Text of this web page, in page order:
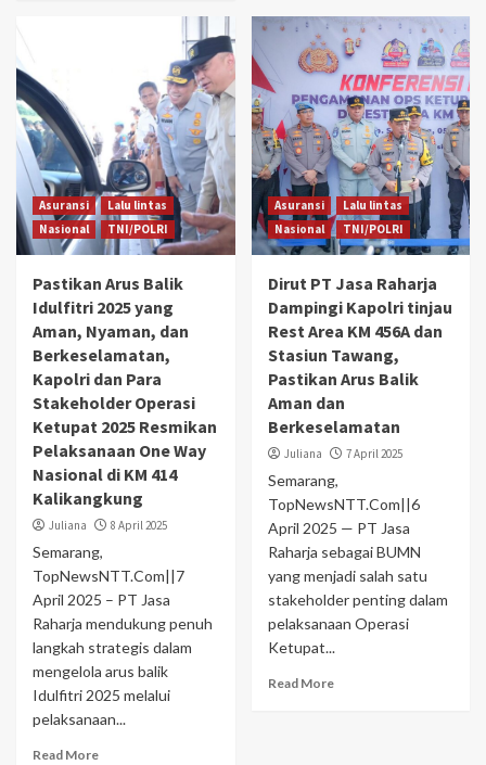
Asuransi
Lalu lintas
Nasional
TNI/POLRI
Pastikan Arus Balik
Idulfitri 2025 yang
Aman, Nyaman, dan
Berkeselamatan,
Kapolri dan Para
Stakeholder Operasi
Ketupat 2025 Resmikan
Pelaksanaan One Way
Nasional di KM 414
Kalikangkung
Juliana 8 April 2025
Semarang,
TopNewsNTT.Com||7
April 2025 – PT Jasa
Raharja mendukung penuh
langkah strategis dalam
mengelola arus balik
Idulfitri 2025 melalui
pelaksanaan...
Read More
Asuransi
Lalu lintas
Nasional
TNI/POLRI
Dirut PT Jasa Raharja
Dampingi Kapolri tinjau
Rest Area KM 456A dan
Stasiun Tawang,
Pastikan Arus Balik
Aman dan
Berkeselamatan
Juliana 7 April 2025
Semarang,
TopNewsNTT.Com||6
April 2025 — PT Jasa
Raharja sebagai BUMN
yang menjadi salah satu
stakeholder penting dalam
pelaksanaan Operasi
Ketupat...
Read More